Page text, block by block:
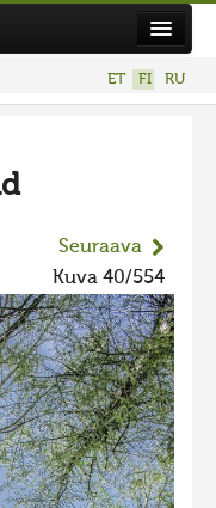
ET FI RU
Seuraava
Kuva 40/554